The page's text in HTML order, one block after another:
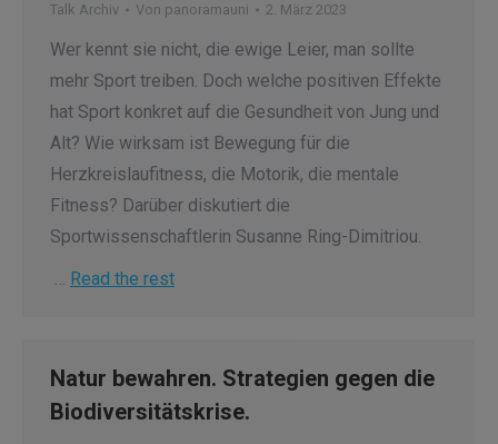
Talk Archiv Von panoramauni 2. März 2023
Wer kennt sie nicht, die ewige Leier, man sollte
mehr Sport treiben. Doch welche positiven Effekte
hat Sport konkret auf die Gesundheit von Jung und
Alt? Wie wirksam ist Bewegung für die
Herzkreislaufitness, die Motorik, die mentale
Fitness? Darüber diskutiert die
Sportwissenschaftlerin Susanne Ring-Dimitriou.
… Read the rest
Natur bewahren. Strategien gegen die
Biodiversitätskrise.